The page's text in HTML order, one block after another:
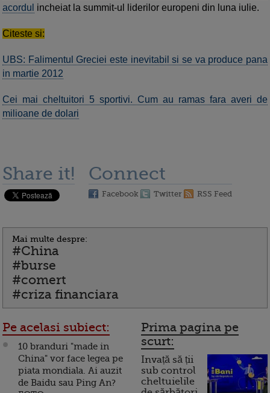
acordul incheiat la summit-ul liderilor europeni din luna iulie.
Citeste si:
UBS: Falimentul Greciei este inevitabil si se va produce pana
in martie 2012
Cei mai cheltuitori 5 sportivi. Cum au ramas fara averi de
milioane de dolari
Share it! Connect
Facebook Twitter RSS Feed
Mai multe despre:
#China
#burse
#comert
#criza financiara
Pe acelasi subiect:
10 branduri "made in
China" vor face legea pe
piata mondiala. Ai auzit
de Baidu sau Ping An?
Prima pagina pe
scurt:
Invață să ții
sub control
cheltuielile